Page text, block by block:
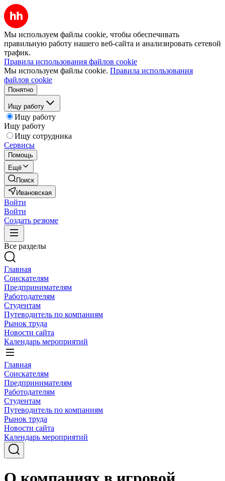
Мы используем файлы cookie, чтобы обеспечивать
правильную работу нашего веб-сайта и анализировать сетевой
трафик.
Правила использования файлов cookie
Мы используем файлы cookie. Правила использования
файлов cookie
Понятно
Ищу работу
Ищу работу
Ищу работу
Ищу сотрудника
Сервисы
Помощь
Ещё
Поиск
Ивановская
Войти
Войти
Создать резюме
Все разделы
Главная
Соискателям
Предпринимателям
Работодателям
Студентам
Путеводитель по компаниям
Рынок труда
Новости сайта
Календарь мероприятий
Главная
Соискателям
Предпринимателям
Работодателям
Студентам
Путеводитель по компаниям
Рынок труда
Новости сайта
Календарь мероприятий